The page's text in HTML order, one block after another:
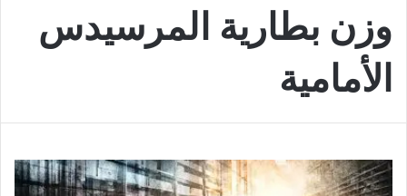
وزن بطارية المرسيدس
الأمامية